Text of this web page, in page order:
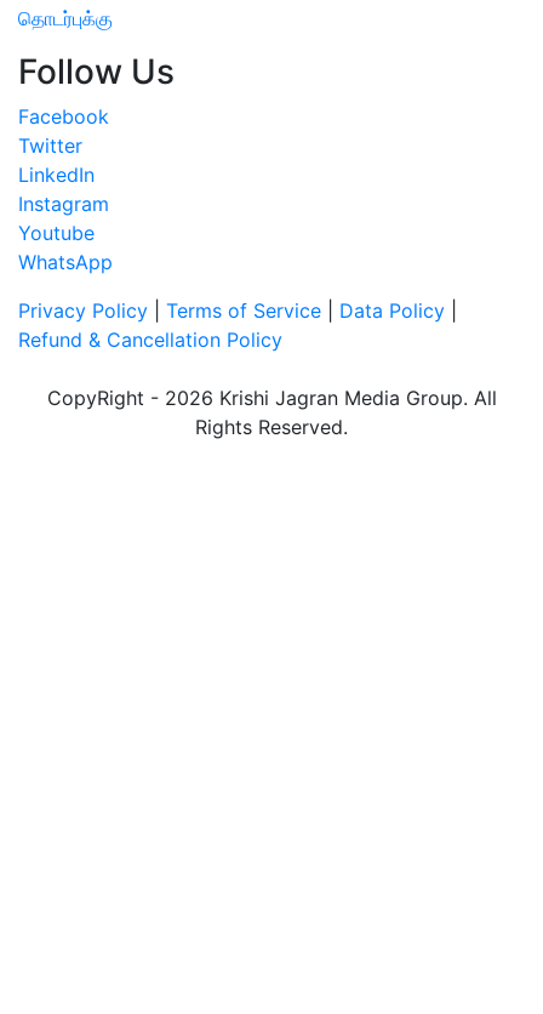
தொடர்புக்கு
Follow Us
Facebook
Twitter
LinkedIn
Instagram
Youtube
WhatsApp
Privacy Policy
Terms of Service Data Policy
Refund & Cancellation Policy
CopyRight - 2026 Krishi Jagran Media Group. All
Rights Reserved.